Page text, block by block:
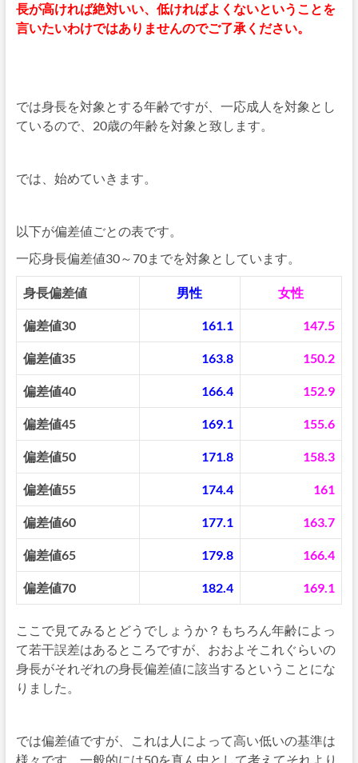
長が高ければ絶対いい、低ければよくないということを
言いたいわけではありませんのでご了承ください。
では身長を対象とする年齢ですが、一応成人を対象とし
ているので、20歳の年齢を対象と致します。
では、始めていきます。
以下が偏差値ごとの表です。
一応身長偏差値30～70までを対象としています。
身長偏差値 男性 女性
偏差値30 161.1 147.5
偏差値35 163.8 150.2
偏差値40 166.4 152.9
偏差値45 169.1 155.6
偏差値50 171.8 158.3
偏差値55 174.4 161
偏差値60 177.1 163.7
偏差値65 179.8 166.4
偏差値70 182.4 169.1
ここで見てみるとどうでしょうか？もちろん年齢によっ
て若干誤差はあるところですが、おおよそこれぐらいの
身長がそれぞれの身長偏差値に該当するということにな
りました。
では偏差値ですが、これは人によって高い低いの基準は
様々です。一般的には50を真ん中として考えてそれより